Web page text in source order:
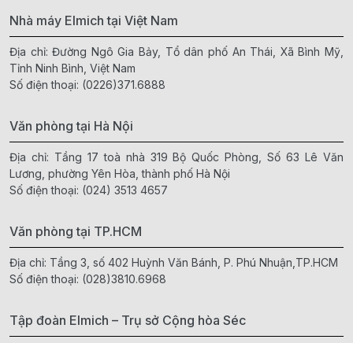
Nhà máy Elmich tại Việt Nam
Địa chỉ: Đường Ngô Gia Bảy, Tổ dân phố An Thái, Xã Bình Mỹ,
Tỉnh Ninh Bình, Việt Nam
Số điện thoại: (0226)371.6888
Văn phòng tại Hà Nội
Địa chỉ: Tầng 17 toà nhà 319 Bộ Quốc Phòng, Số 63 Lê Văn
Lương, phường Yên Hòa, thành phố Hà Nội
Số điện thoại: (024) 3513 4657
Văn phòng tại TP.HCM
Địa chỉ: Tầng 3, số 402 Huỳnh Văn Bánh, P. Phú Nhuận,TP.HCM
Số điện thoại: (028)3810.6968
Tập đoàn Elmich – Trụ sở Cộng hòa Séc